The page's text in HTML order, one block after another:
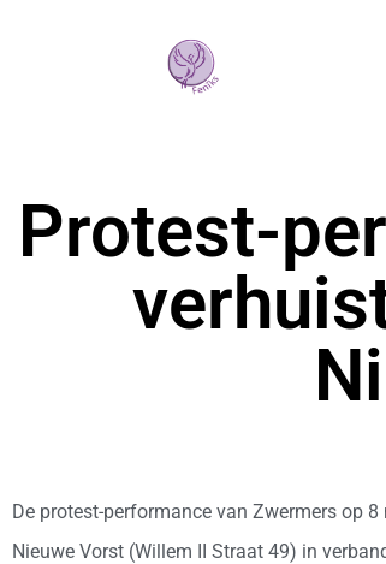
Protest-
De protest-performance van Zwermers op
Nieuwe Vorst (Willem II Straat 49) in